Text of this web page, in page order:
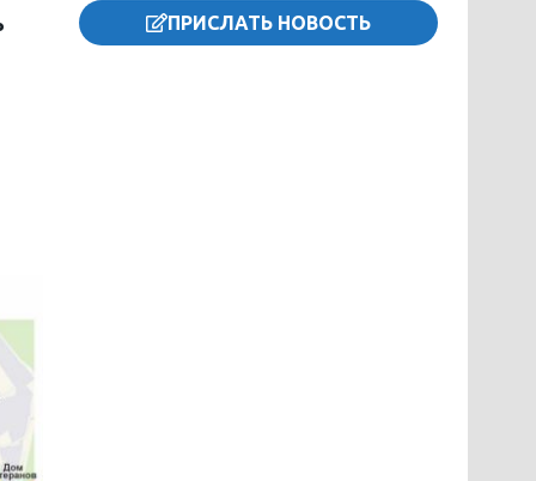
ПРИСЛАТЬ НОВОСТЬ